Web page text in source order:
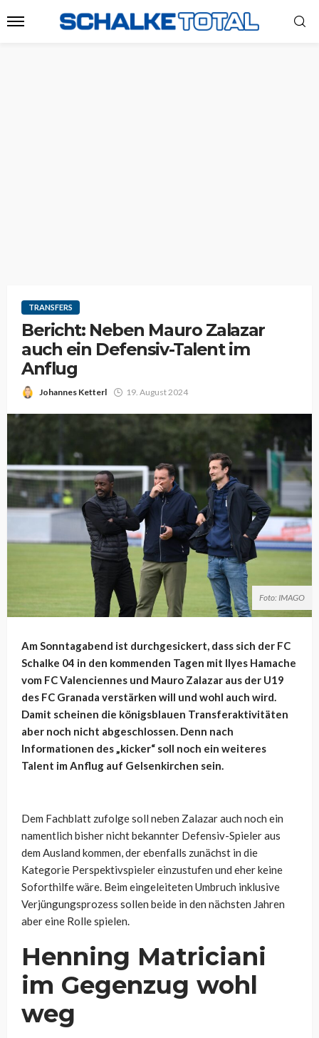
TRANSFERS
Bericht: Neben Mauro Zalazar
auch ein Defensiv-Talent im
Anflug
Johannes Ketterl 19. August 2024
Foto: IMAGO
Am Sonntagabend ist durchgesickert, dass sich der FC
Schalke 04 in den kommenden Tagen mit Ilyes Hamache
vom FC Valenciennes und Mauro Zalazar aus der U19
des FC Granada verstärken will und wohl auch wird.
Damit scheinen die königsblauen Transferaktivitäten
aber noch nicht abgeschlossen. Denn nach
Informationen des „kicker“ soll noch ein weiteres
Talent im Anflug auf Gelsenkirchen sein.
Dem Fachblatt zufolge soll neben Zalazar auch noch ein
namentlich bisher nicht bekannter Defensiv-Spieler aus
dem Ausland kommen, der ebenfalls zunächst in die
Kategorie Perspektivspieler einzustufen und eher keine
Soforthilfe wäre. Beim eingeleiteten Umbruch inklusive
Verjüngungsprozess sollen beide in den nächsten Jahren
aber eine Rolle spielen.
Henning Matriciani
im Gegenzug wohl
weg